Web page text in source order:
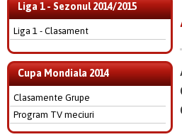
Liga 1 - Sezonul 2014/2015
Liga 1 - Clasament
Cupa Mondiala 2014
Clasamente Grupe
Program TV meciuri